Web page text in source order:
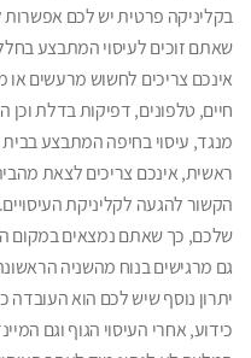
בקליניקה פרטית יש לכם
שאתם זוכים לעיסוי המתבצע
אינכם צריכים לחשוש מרעשים או
חיים, טלפונים, דפיקות בדלת וכן
מנגד, עיסוי בחיפה המתבצע
ראשית, אינכם צריכים לצאת
הקשור להגעה לקליניקת
שלכם, כך שאתם נמצאים במקום
גם מרגישים בנוח מהשניה
יתרון נוסף שיש לכם הוא העובדה
כידוע, אחרי העיסוי הגוף וגם